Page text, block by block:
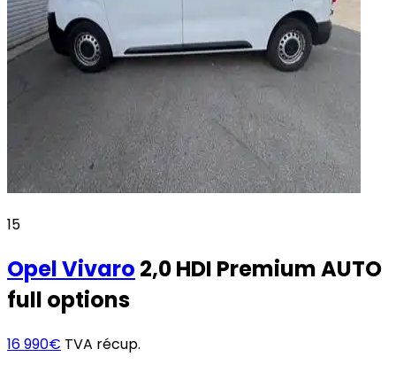
15
OpelVivaro 2,0 HDI Premium AUTO
full options
16 990€ TVA récup.